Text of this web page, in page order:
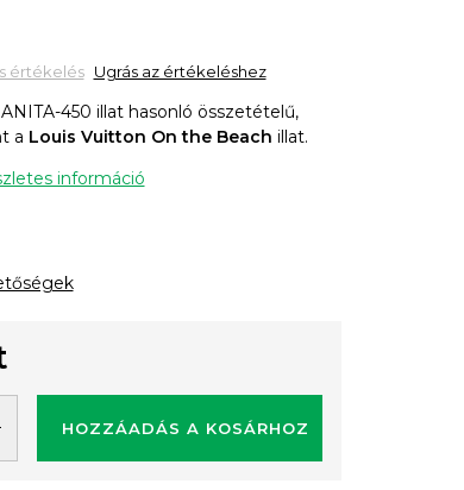
értékelés Ugrás az értékeléshez
450 illat hasonló összetételű,
a Louis Vuitton On the Beach illat.
információ
HOZZÁADÁS A KOSÁRHOZ